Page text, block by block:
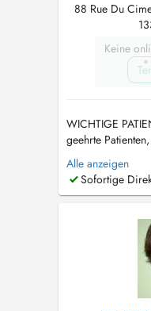
88 Rue Du
Keine
WICHTIGE
geehrte
Hinweis! Ab dem
meine
Adresse: 88 rue
Bitte klingeln Sie
Alle anzeigen
Sofortige